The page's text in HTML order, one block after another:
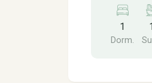
elegância
1
Dorm.
1